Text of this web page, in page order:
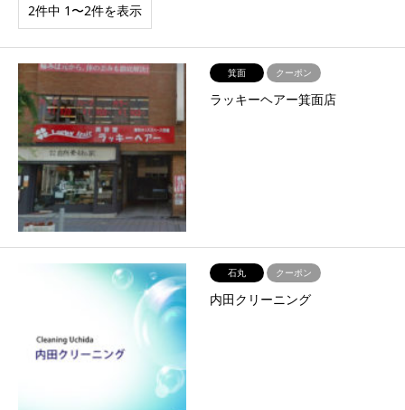
2件中 1〜2件を表示
箕面 クーポン
ラッキーヘアー箕面店
石丸 クーポン
内田クリーニング